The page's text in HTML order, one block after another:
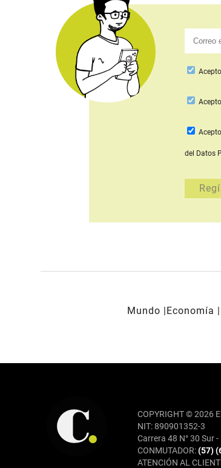
Acepto
Acepto
del Datos
Mundo Economía
COPYRIGHT © 2026
NIT: 890901352-3
Carrera 48 N° 30 Sur
CONMUTADOR:(57)
ATENCIÓN AL